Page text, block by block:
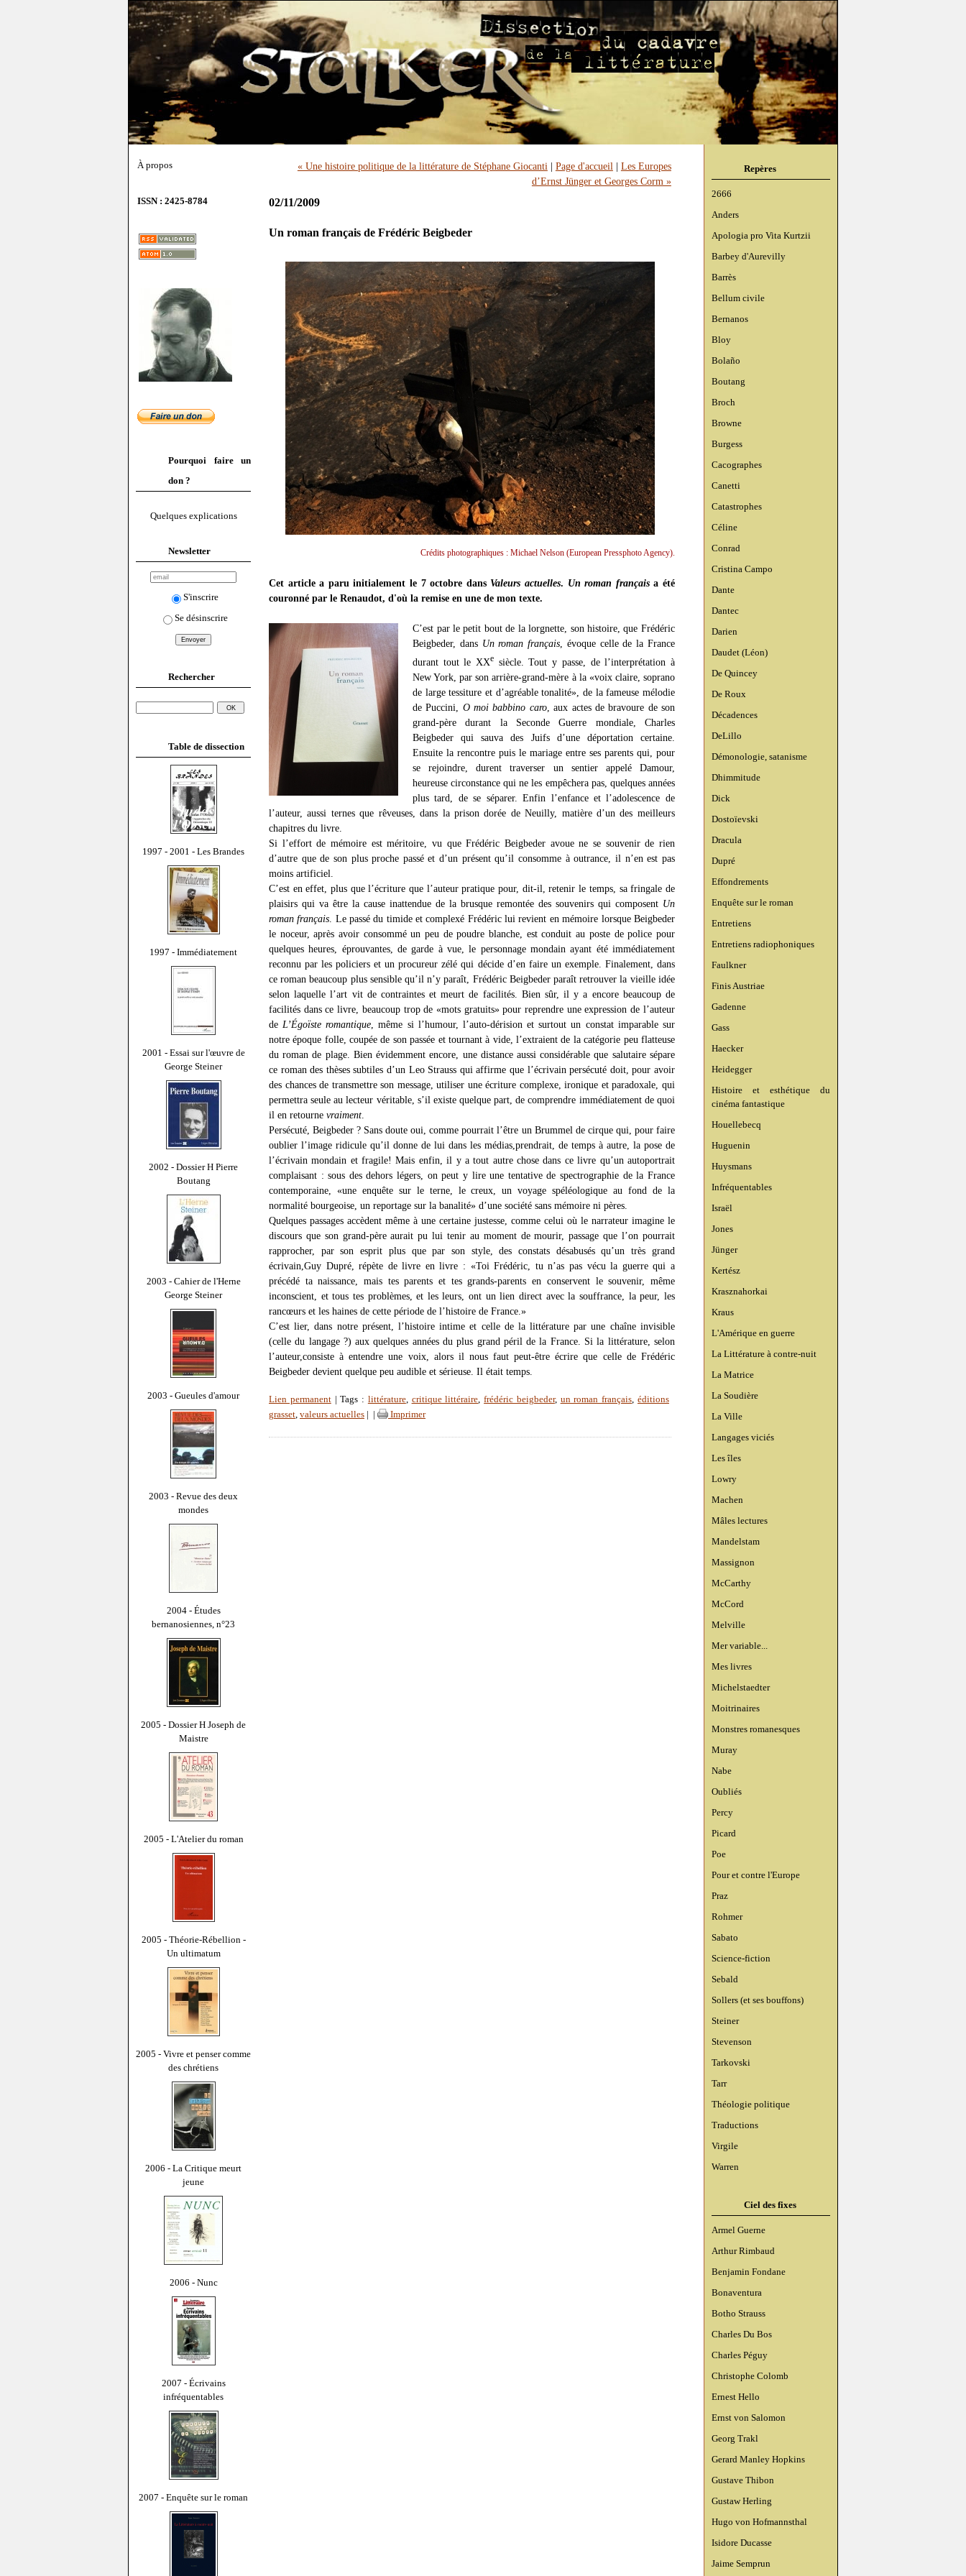
À propos
ISSN : 2425-8784
Pourquoi faire un
don ?
Quelques explications
Newsletter
S'inscrire
Se désinscrire
Rechercher
Table de dissection
1997 - 2001 - Les Brandes
1997 - Immédiatement
2001 - Essai sur l'œuvre de
George Steiner
2002 - Dossier H Pierre
Boutang
2003 - Cahier de l'Herne
George Steiner
2003 - Gueules d'amour
2003 - Revue des deux
mondes
2004 - Études
bernanosiennes, n°23
2005 - Dossier H Joseph de
Maistre
2005 - L'Atelier du roman
2005 - Théorie-Rébellion -
Un ultimatum
2005 - Vivre et penser comme
des chrétiens
2006 - La Critique meurt
jeune
2006 - Nunc
2007 - Écrivains
infréquentables
2007 - Enquête sur le roman
Repères
2666
Anders
Apologia pro Vita Kurtzii
Barbey d'Aurevilly
Barrès
Bellum civile
Bernanos
Bloy
Bolaño
Boutang
Broch
Browne
Burgess
Cacographes
Canetti
Catastrophes
Céline
Conrad
Cristina Campo
Dante
Dantec
Darien
Daudet (Léon)
De Quincey
De Roux
Décadences
DeLillo
Démonologie, satanisme
Dhimmitude
Dick
Dostoïevski
Dracula
Dupré
Effondrements
Enquête sur le roman
Entretiens
Entretiens radiophoniques
Faulkner
Finis Austriae
Gadenne
Gass
Haecker
Heidegger
Histoire et esthétique du
cinéma fantastique
Houellebecq
Huguenin
Huysmans
Infréquentables
Israël
Jones
Jünger
Kertész
Krasznahorkai
Kraus
L'Amérique en guerre
La Littérature à contre-nuit
La Matrice
La Soudière
La Ville
Langages viciés
Les îles
Lowry
Machen
Mâles lectures
Mandelstam
Massignon
McCarthy
McCord
Melville
Mer variable...
Mes livres
Michelstaedter
Moitrinaires
Monstres romanesques
Muray
Nabe
Oubliés
Percy
Picard
Poe
Pour et contre l'Europe
Praz
Rohmer
Sabato
Science-fiction
Sebald
Sollers (et ses bouffons)
Steiner
Stevenson
Tarkovski
Tarr
Théologie politique
Traductions
Virgile
Warren
Ciel des fixes
Armel Guerne
Arthur Rimbaud
Benjamin Fondane
Bonaventura
Botho Strauss
Charles Du Bos
Charles Péguy
Christophe Colomb
Ernest Hello
Ernst von Salomon
Georg Trakl
Gerard Manley Hopkins
Gustave Thibon
Gustaw Herling
Hugo von Hofmannsthal
Isidore Ducasse
Jaime Semprun
« Une histoire politique de la littérature de Stéphane Giocanti | Page d'accueil | Les Europes
d’Ernst Jünger et Georges Corm »
02/11/2009
Un roman français de Frédéric Beigbeder
Crédits photographiques : Michael Nelson (European Pressphoto Agency).
Cet article a paru initialement le 7 octobre dans Valeurs actuelles. Un roman françaisa été
couronné par le Renaudot, d'où la remise en une de mon texte.
C’est par le petit bout de la lorgnette, son histoire, que Frédéric
Beigbeder, dans Un roman français , évoque celle de la France
durant tout le XXe siècle. Tout y passe, de l’interprétation à
New York, par son arrière-grand-mère à la «voix claire, soprano
de large tessiture et d’agréable tonalité», de la fameuse mélodie
de Puccini, O moi babbino caro, aux actes de bravoure de son
grand-père durant la Seconde Guerre mondiale, Charles
Beigbeder qui sauva des Juifs d’une déportation certaine.
Ensuite la rencontre puis le mariage entre ses parents qui, pour
se rejoindre, durent traverser un sentier appelé Damour,
heureuse circonstance qui ne les empêchera pas, quelques années
plus tard, de se séparer. Enfin l’enfance et l’adolescence de
l’auteur, aussi ternes que rêveuses, dans la prison dorée de Neuilly, matière d’un des meilleurs
chapitres du livre.
Si l’effort de mémoire est méritoire, vu que Frédéric Beigbeder avoue ne se souvenir de rien
d’autre que de son plus proche passé et d’un présent qu’il consomme à outrance, il n’en est pas
moins artificiel.
C’est en effet, plus que l’écriture que l’auteur pratique pour, dit-il, retenir le temps, sa fringale de
plaisirs qui va être la cause inattendue de la brusque remontée des souvenirs qui composent Un
roman français . Le passé du timide et complexé Frédéric lui revient en mémoire lorsque Beigbeder
le noceur, après avoir consommé un peu de poudre blanche, est conduit au poste de police pour
quelques heures, éprouvantes, de garde à vue, le personnage mondain ayant été immédiatement
reconnu par les policiers et un procureur zélé qui décide d’en faire un exemple. Finalement, dans
ce roman beaucoup plus sensible qu’il n’y paraît, Frédéric Beigbeder paraît retrouver la vieille idée
selon laquelle l’art vit de contraintes et meurt de facilités. Bien sûr, il y a encore beaucoup de
facilités dans ce livre, beaucoup trop de «mots gratuits» pour reprendre une expression de l’auteur
de L’Égoïste romantique , même si l’humour, l’auto-dérision et surtout un constat imparable sur
notre époque folle, coupée de son passée et tournant à vide, l’extraient de la catégorie peu flatteuse
du roman de plage. Bien évidemment encore, une distance aussi considérable que salutaire sépare
ce roman des thèses subtiles d’un Leo Strauss qui affirme que l’écrivain persécuté doit, pour avoir
des chances de transmettre son message, utiliser une écriture complexe, ironique et paradoxale, qui
permettra seule au lecteur véritable, s’il existe quelque part, de comprendre immédiatement de quoi
il en retourne vraiment
Persécuté, Beigbeder ? Sans doute oui, comme pourrait l’être un Brummel de cirque qui, pour faire
oublier l’image ridicule qu’il donne de lui dans les médias,prendrait, de temps à autre, la pose de
l’écrivain mondain et fragile! Mais enfin, il y a tout autre chose dans ce livre qu’un autoportrait
complaisant : sous des dehors légers, on peut y lire une tentative de spectrographie de la France
contemporaine, «une enquête sur le terne, le creux, un voyage spéléologique au fond de la
normalité bourgeoise, un reportage sur la banalité» d’une société sans mémoire ni pères.
Quelques passages accèdent même à une certaine justesse, comme celui où le narrateur imagine le
discours que son grand-père aurait pu lui tenir au moment de mourir, passage que l’on pourrait
rapprocher, par son esprit plus que par son style, des constats désabusés qu’un très grand
écrivain,Guy Dupré, répète de livre en livre : «Toi Frédéric, tu n’as pas vécu la guerre qui a
précédé ta naissance, mais tes parents et tes grands-parents en conservent le souvenir, même
inconscient, et tous tes problèmes, et les leurs, ont un lien direct avec la souffrance, la peur, les
rancœurs et les haines de cette période de l’histoire de France.»
C’est lier, dans notre présent, l’histoire intime et celle de la littérature par une chaîne invisible
(celle du langage ?) aux quelques années du plus grand péril de la France. Si la littérature, selon
l’auteur,consiste à entendre une voix, alors il nous faut peut-être écrire que celle de Frédéric
Beigbeder devient quelque peu audible et sérieuse. Il était temps.
Lien permanent| Tags : littérature, critique littéraire,frédéric beigbeder, un roman français, éditions
grasset, valeurs actuelles | | Imprimer